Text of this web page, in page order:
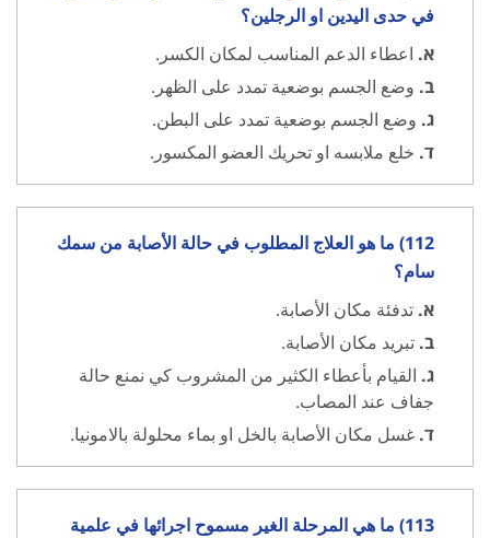
في حدى اليدين او الرجلين؟
א. اعطاء الدعم المناسب لمكان الكسر.
ב. وضع الجسم بوضعية تمدد على الظهر.
ג. وضع الجسم بوضعية تمدد على البطن.
ד. خلع ملابسه او تحريك العضو المكسور.
112) ما هو العلاج المطلوب في حالة الأصابة من سمك
سام؟
א. تدفئة مكان الأصابة.
ב. تبريد مكان الأصابة.
ג. القيام بأعطاء الكثير من المشروب كي نمنع حالة
جفاف عند المصاب.
ד. غسل مكان الأصابة بالخل او بماء محلولة بالامونيا.
113) ما هي المرحلة الغير مسموح اجرائها في علمية